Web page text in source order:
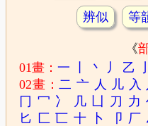
辨似 等
《
01畫：一 丶 丿 乙
02畫：二 亠 人 儿 入
冂 冖 冫 几 凵 刀 力
匕 匚 匸 十 卜 卩 厂